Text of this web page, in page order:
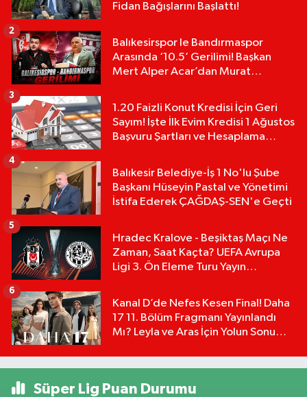
Fidan Bağışlarını Başlattı!
Balıkesirspor le Bandırmaspor
Arasında ‘10.5’ Gerilimi! Başkan
Mert Alper Acar’dan Murat
2
1.20 Faizli Konut Kredisi İçin Geri
Sayım! İşte İlk Evim Kredisi 1 Ağustos
Başvuru Şartları ve Hesaplama
3
Balıkesir Belediye-İş 1 No'lu Şube
Başkanı Hüseyin Pastal ve Yönetimi
İstifa Ederek ÇAĞDAŞ-SEN'e Geçti
4
Hradec Kralove - Beşiktaş Maçı Ne
Zaman, Saat Kaçta? UEFA Avrupa
Ligi 3. Ön Eleme Turu Yayın
5
Kanal D’de Nefes Kesen Final! Daha
17 11. Bölüm Fragmanı Yayınlandı
Mı? Leyla ve Aras İçin Yolun Sonu
6
Süper Lig Puan Durumu